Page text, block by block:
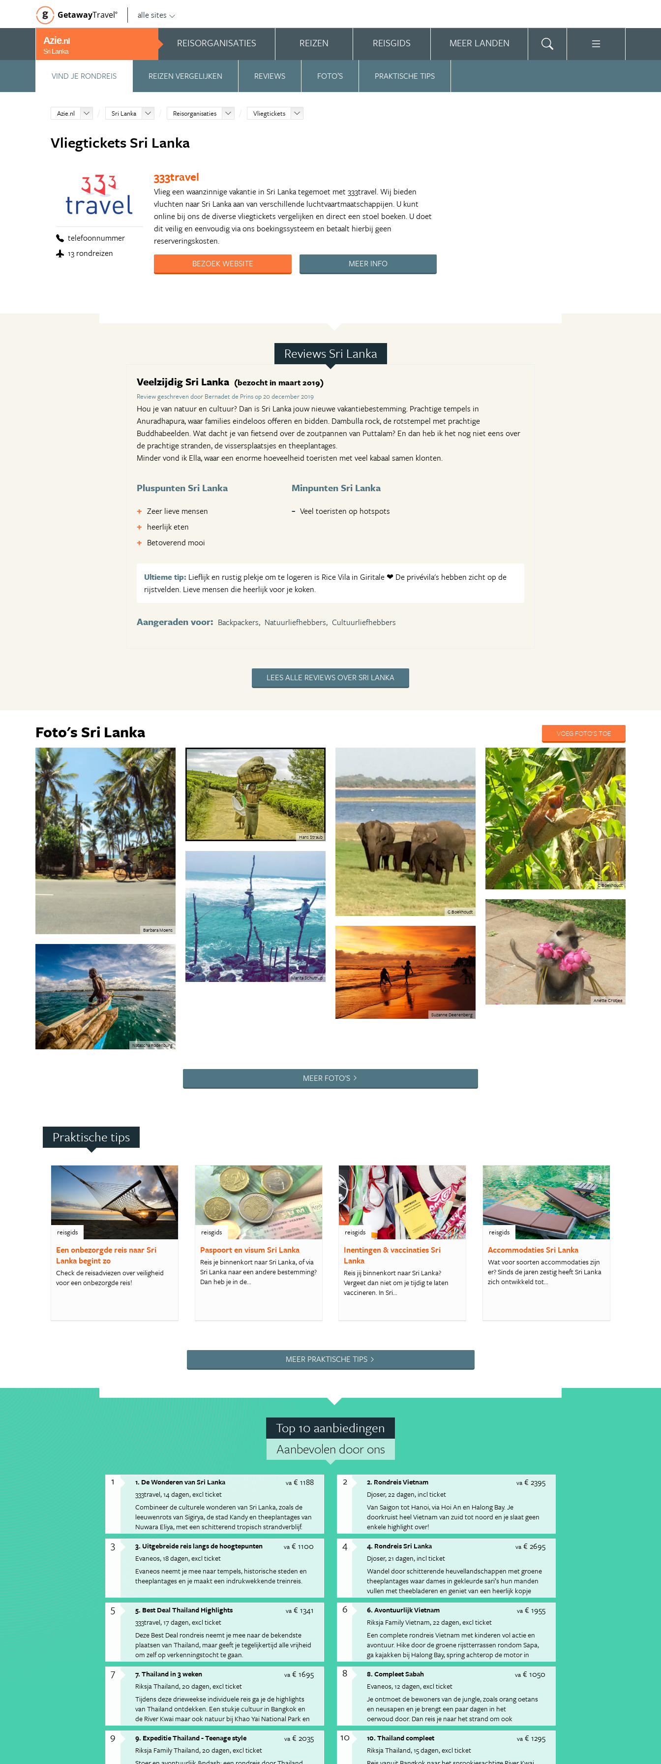
GetawayTravel© alle sites
Azie.nl
Sri Lanka
REISORGANISATIES REIZEN REISGIDS MEER LANDEN
VIND JE RONDREIS REIZEN VERGELIJKEN REVIEWS FOTO’S PRAKTISCHE TIPS
Azie.nl Sri Lanka Reisorganisaties Vliegtickets
Vliegtickets Sri Lanka
telefoonnummer
13 rondreizen
333travel
Vlieg een waanzinnige vakantie in Sri Lanka tegemoet met 333travel. Wij bieden
vluchten naar Sri Lanka aan van verschillende luchtvaartmaatschappijen. U kunt
online bij ons de diverse vliegtickets vergelijken en direct een stoel boeken. U doet
dit veilig en eenvoudig via ons boekingssysteem en betaalt hierbij geen
reserveringskosten.
BEZOEK WEBSITE
MEER INFO
Reviews Sri Lanka
Veelzijdig Sri Lanka (bezocht in maart 2019)
Review geschreven door Bernadet de Prins op 20 december 2019
Hou je van natuur en cultuur? Dan is Sri Lanka jouw nieuwe vakantiebestemming. Prachtige tempels in
Anuradhapura, waar families eindeloos offeren en bidden. Dambulla rock, de rotstempel met prachtige
Buddhabeelden. Wat dacht je van fietsend over de zoutpannen van Puttalam? En dan heb ik het nog niet eens over
de prachtige stranden, de vissersplaatsjes en theeplantages.
Minder vond ik Ella, waar een enorme hoeveelheid toeristen met veel kabaal samen klonten.
Pluspunten Sri Lanka
Zeer lieve mensen
heerlijk eten
Betoverend mooi
Minpunten Sri Lanka
Veel toeristen op hotspots
Ultieme tip: Lieflijk en rustig plekje om te logeren is Rice Vila in Giritale ❤ De privévila's hebben zicht op de
rijstvelden. Lieve mensen die heerlijk voor je koken.
Aangeraden voor: Backpackers, Natuurliefhebbers, Cultuurliefhebbers
LEES ALLE REVIEWS OVER SRI LANKA
VOEG FOTO'S TOE
Foto's Sri Lanka
Barbara Moens
Hans Straub
C Boekhoudt
C Boekhoudt
Marita Schutrup
Anette Crotjee
Suzanne Deerenberg
Natascha Rodenburg
MEER FOTO'S
Praktische tips
reisgids
Een onbezorgde reis naar Sri
Lanka begint zo
Check de reisadviezen over veiligheid
voor een onbezorgde reis!
reisgids
Paspoort en visum Sri Lanka
Reis je binnenkort naar Sri Lanka, of via
Sri Lanka naar een andere bestemming?
Dan heb je in de...
reisgids
Inentingen & vaccinaties Sri
Lanka
Reis jij binnenkort naar Sri Lanka?
Vergeet dan niet om je tijdig te laten
vaccineren. In Sri...
reisgids
Accommodaties Sri Lanka
Wat voor soorten accommodaties zijn
er? Sinds de jaren zestig heeft Sri Lanka
zich ontwikkeld tot...
MEER PRAKTISCHE TIPS
Top 10 aanbiedingen
Aanbevolen door ons
1 va€ 1188
1. De Wonderen van Sri Lanka
333travel 14 dagen excl ticket
Combineer de culturele wonderen van Sri Lanka, zoals de
leeuwenrots van Sigirya, de stad Kandy en theeplantages van
Nuwara Eliya, met een schitterend tropisch strandverblijf.
2 va € 2395
2. Rondreis Vietnam
Djoser 22 dagen incl ticket
Van Saigon tot Hanoi, via Hoi An en Halong Bay. Je
doorkruist heel Vietnam van zuid tot noord en je slaat geen
enkele highlight over!
3 va€ 1100
3. Uitgebreide reis langs de hoogtepunten
Evaneos 18 dagen excl ticket
Evaneos neemt je mee naar tempels, historische steden en
theeplantages en je maakt een indrukwekkende treinreis.
4 va € 2695
4. Rondreis Sri Lanka
Djoser 21 dagen incl ticket
Wandel door schitterende heuvellandschappen met groene
theeplantages waar dames in gekleurde sari’s hun manden
vullen met theebladeren en geniet van een heerlijk kopje
verse Ceylonthee.
5 va€ 1341
5. Best Deal Thailand Highlights
333travel 17 dagen excl ticket
Deze Best Deal rondreis neemt je mee naar de bekendste
plaatsen van Thailand, maar geeft je tegelijkertijd alle vrijheid
om zelf op verkenningstocht te gaan.
6 va € 1955
6. Avontuurlijk Vietnam
Riksja Family Vietnam 22 dagen excl ticket
Een complete rondreis Vietnam met kinderen vol actie en
avontuur. Hike door de groene rijstterrassen rondom Sapa,
ga kajakken bij Halong Bay, spring achterop de motor in
Hu&eacute; en verken de omgeving van Hoi An per fiets.
Word zeiknat in Dalat tijdens een canyoning tocht en sluit je
reis af met surfen en chillen op het strand van Mui Ne.
7 va€ 1695
7. Thailand in 3 weken
Riksja Thailand 20 dagen excl ticket
Tijdens deze drieweekse individuele reis ga je de highlights
van Thailand ontdekken. Een stukje cultuur in Bangkok en
de River Kwai maar ook natuur bij Khao Yai National Park en
Chiang Mai.
8 va € 1050
8. Compleet Sabah
Evaneos 12 dagen excl ticket
Je ontmoet de bewoners van de jungle, zoals orang oetans
en neusapen en je brengt een paar dagen in het
oerwoud door. Dan reis je naar het strand om ook
de onderwaterwereld te ontdekken.
9 va€ 2035
9. Expeditie Thailand - Teenage style
Riksja Family Thailand 20 dagen excl ticket
10 va € 1295
10. Thailand compleet
Riksja Thailand 15 dagen excl ticket